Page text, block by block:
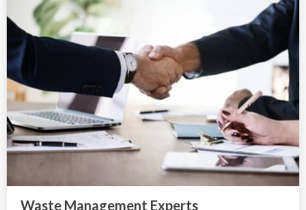
Waste Management Experts